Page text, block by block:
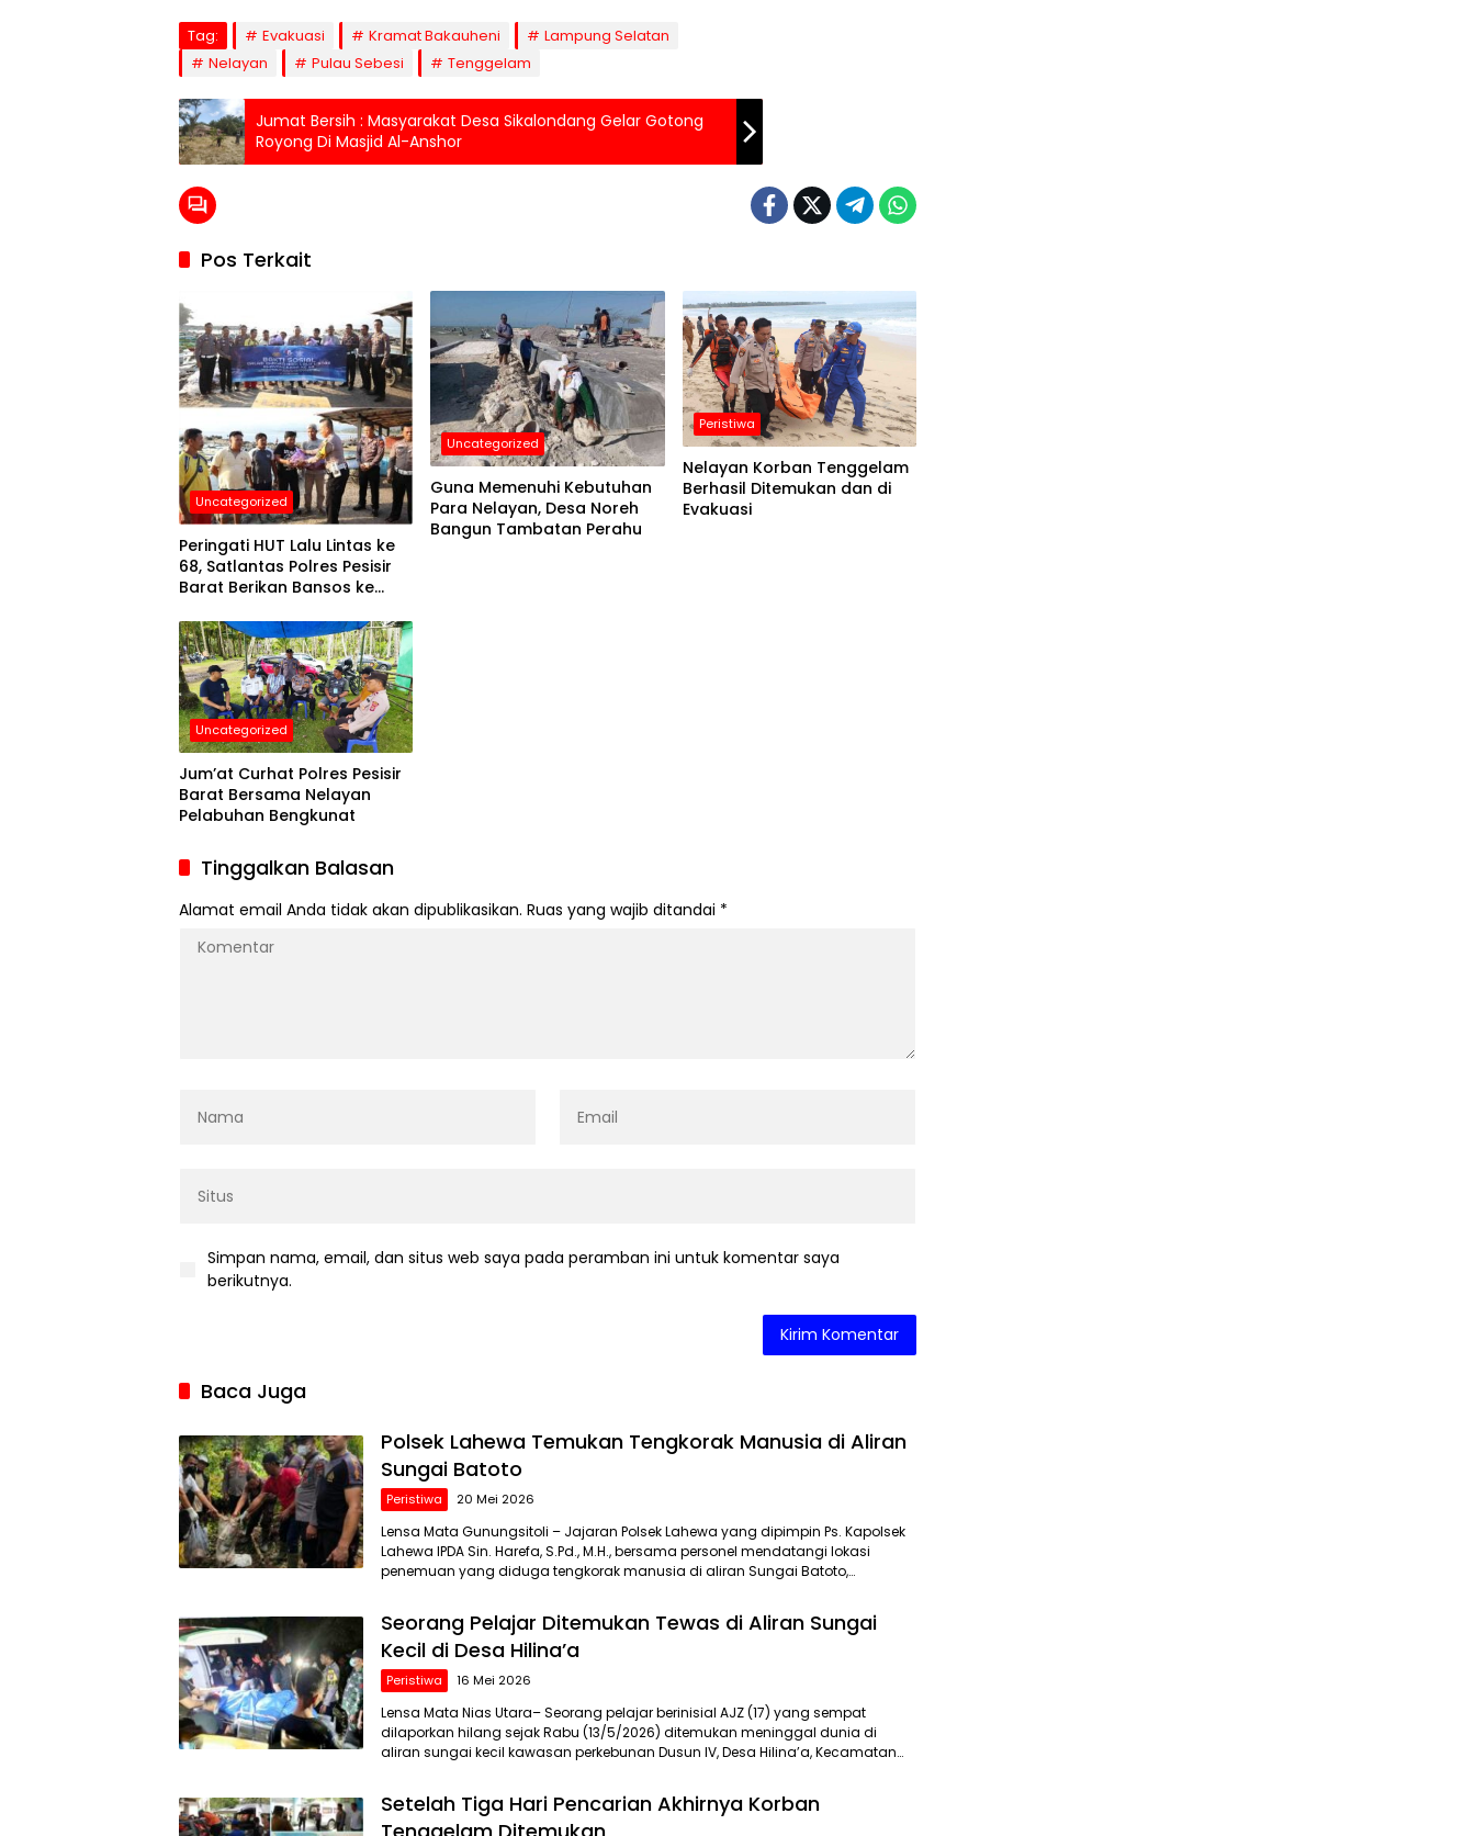
Tag: Evakuasi Kramat Bakauheni
Lampung Selatan
Nelayan
Pulau Sebesi Tenggelam
Jumat Bersih : Masyarakat Desa Sikalondang Gelar Gotong
Royong Di Masjid Al-Anshor
Pos Terkait
Uncategorized
Peringati HUT Lalu Lintas ke
68, Satlantas Polres Pesisir
Barat Berikan Bansos ke
Uncategorized
Guna Memenuhi Kebutuhan
Para Nelayan, Desa Noreh
Bangun Tambatan Perahu
Peristiwa
Nelayan Korban Tenggelam
Berhasil Ditemukan dan di
Evakuasi
Uncategorized
Jum’at Curhat Polres Pesisir
Barat Bersama Nelayan
Pelabuhan Bengkunat
Tinggalkan Balasan
Alamat email Anda tidak akan dipublikasikan. Ruas yang wajib ditandai *
Simpan nama, email, dan situs web saya pada peramban ini untuk komentar saya
berikutnya.
Baca Juga
Polsek Lahewa Temukan Tengkorak Manusia di Aliran
Sungai Batoto
Peristiwa 20 Mei 2026
Lensa Mata Gunungsitoli – Jajaran Polsek Lahewa yang dipimpin Ps. Kapolsek
Lahewa IPDA Sin. Harefa, S.Pd., M.H., bersama personel mendatangi lokasi
penemuan yang diduga tengkorak manusia di aliran Sungai Batoto,…
Seorang Pelajar Ditemukan Tewas di Aliran Sungai
Kecil di Desa Hilina’a
Peristiwa 16 Mei 2026
Lensa Mata Nias Utara– Seorang pelajar berinisial AJZ (17) yang sempat
dilaporkan hilang sejak Rabu (13/5/2026) ditemukan meninggal dunia di
aliran sungai kecil kawasan perkebunan Dusun IV, Desa Hilina’a, Kecamatan…
Setelah Tiga Hari Pencarian Akhirnya Korban